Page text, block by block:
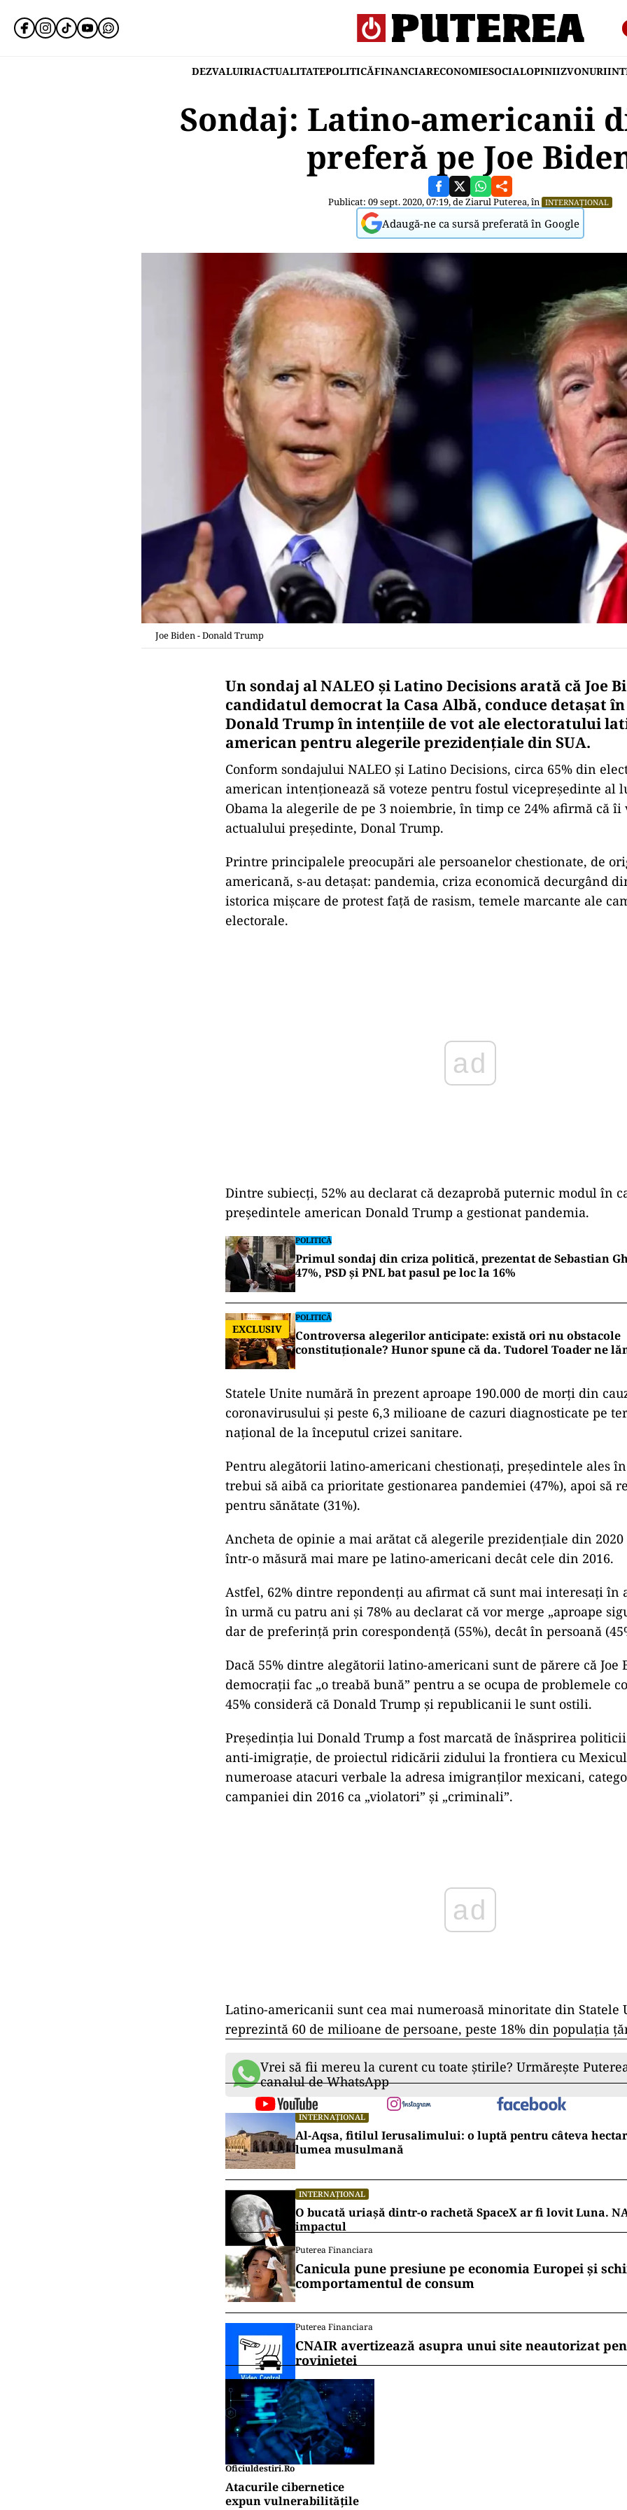
DEZVALUIRIACTUALITATEPOLITICĂFINANCIARECONOMIESOCIALOPINIIZVONURI
Sondaj: Latino-americanii
preferă pe Joe
Publicat: 09 sept. 2020, 07:19, deZiarul Puterea, în INTERNAȚIONAL
Adaugă-ne ca sursă preferată în Google
Joe Biden - Donald Trump
Un sondaj al NALEO și Latino Decisions arată că Joe
candidatul democrat la Casa Albă, conduce detaşat
Donald Trump în intenţiile de vot ale electoratului
american pentru alegerile prezidenţiale din SUA.
Conform sondajului NALEO și Latino Decisions, circa 65% din
american intenţionează să voteze pentru fostul vicepreşedinte al
Obama la alegerile de pe 3 noiembrie, în timp ce 24% afirmă că îi
actualului preşedinte, Donal Trump.
Printre principalele preocupări ale persoanelor chestionate, de
americană, s-au detaşat: pandemia, criza economică decurgând
istorica mişcare de protest faţă de rasism, temele marcante ale
electorale.
Dintre subiecţi, 52% au declarat că dezaprobă puternic modul în
preşedintele american Donald Trump a gestionat pandemia.
POLITICĂ
Primul sondaj din criza politică, prezentat de Sebastian
47%, PSD și PNL bat pasul pe loc la 16%
EXCLUSIV
POLITICĂ
Controversa alegerilor anticipate: există ori nu obstacole
constituționale? Hunor spune că da. Tudorel Toader ne
Statele Unite numără în prezent aproape 190.000 de morţi din
coronavirusului şi peste 6,3 milioane de cazuri diagnosticate pe
naţional de la începutul crizei sanitare.
Pentru alegătorii latino-americani chestionaţi, preşedintele ales
trebui să aibă ca prioritate gestionarea pandemiei (47%), apoi să
pentru sănătate (31%).
Ancheta de opinie a mai arătat că alegerile prezidenţiale din
într-o măsură mai mare pe latino-americani decât cele din 2016.
Astfel, 62% dintre repondenţi au afirmat că sunt mai interesaţi în
în urmă cu patru ani şi 78% au declarat că vor merge „aproape
dar de preferinţă prin corespondenţă (55%), decât în persoană
Dacă 55% dintre alegătorii latino-americani sunt de părere că Joe
democraţii fac „o treabă bună” pentru a se ocupa de problemele
45% consideră că Donald Trump şi republicanii le sunt ostili.
Preşedinţia lui Donald Trump a fost marcată de înăsprirea
anti-imigraţie, de proiectul ridicării zidului la frontiera cu
numeroase atacuri verbale la adresa imigranţilor mexicani,
campaniei din 2016 ca „violatori” şi „criminali”.
ad
Latino-americanii sunt cea mai numeroasă minoritate din Statele
reprezintă 60 de milioane de persoane, peste 18% din populaţia
Vrei să fii mereu la curent cu toate știrile? Urmărește
canalul de WhatsApp
INTERNAȚIONAL
Al-Aqsa, fitilul Ierusalimului: o luptă pentru câteva
lumea musulmană
INTERNAȚIONAL
O bucată uriașă dintr-o rachetă SpaceX ar fi lovit Luna.
impactul
Puterea Financiara
Canicula pune presiune pe economia Europei și
comportamentul de consum
Puterea Financiara
CNAIR avertizează asupra unui site neautorizat
rovinietei
Oficiuldestiri.ro
Atacurile cibernetice
expun vulnerabilitățile